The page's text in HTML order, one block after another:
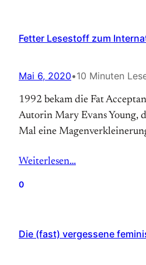
Fetter Lesestoff zum
Mai 6, 2020•10 Minuten
1992 bekam die Fat
Autorin Mary Evans Young,
Mal eine
Weiterlesen…
0
Die (fast) vergessene